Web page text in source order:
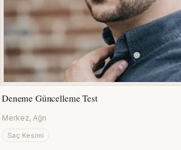
Deneme Güncelleme Test
Merkez, Ağrı
Saç Kesimi